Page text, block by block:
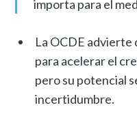
importa para el
La OCDE advierte
para acelerar el
pero su potencial
incertidumbre.